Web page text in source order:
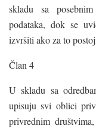
skladu sa
podataka, dok se
izvršiti ako za to
Član 4
U skladu sa
upisuju svi oblici
privrednim